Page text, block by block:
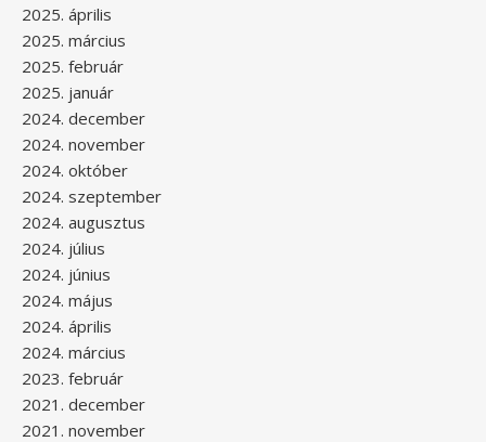
2025. április
2025. március
2025. február
2025. január
2024. december
2024. november
2024. október
2024. szeptember
2024. augusztus
2024. július
2024. június
2024. május
2024. április
2024. március
2023. február
2021. december
2021. november